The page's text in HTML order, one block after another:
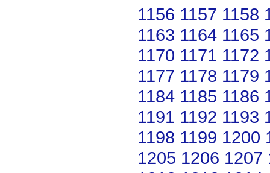
1156 1157 1158
1163 1164 1165
1170 1171 1172
1177 1178 1179
1184 1185 1186
1191 1192 1193
1198 1199 1200
1205 1206 1207